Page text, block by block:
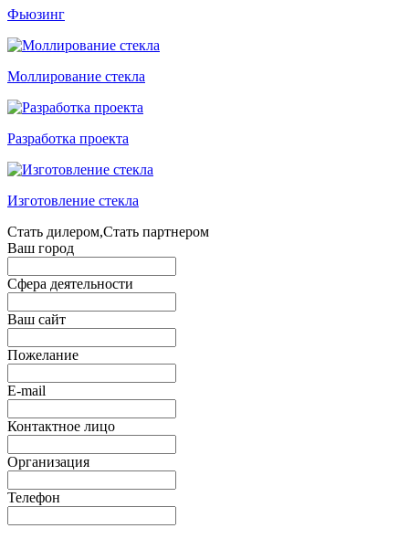
Фьюзинг
Моллирование стекла
Разработка проекта
Изготовление стекла
Стать дилером,Стать партнером
Ваш город
Сфера деятельности
Ваш сайт
Пожелание
E-mail
Контактное лицо
Организация
Телефон